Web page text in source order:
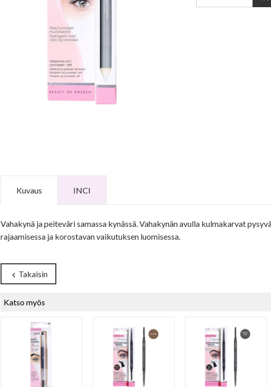
Kuvaus INCI
Vahakynä ja peiteväri samassa kynässä. Vahakynän avulla kulmakarvat
rajaamisessa ja korostavan vaikutuksen luomisessa.
chevron_left Takaisin
Katso myös